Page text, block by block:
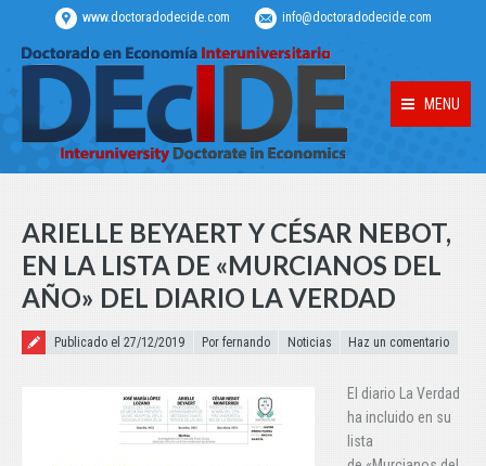
www.doctoradodecide.com info@doctoradodecide.com
MENU
ARIELLE BEYAERT Y CÉSAR NEBOT,
EN LA LISTA DE «MURCIANOS DEL
AÑO» DEL DIARIO LA VERDAD
Publicado el
Publicado el 27/12/2019 Por fernando Noticias Haz un comentario
El diario La Verdad
ha incluido en su
lista